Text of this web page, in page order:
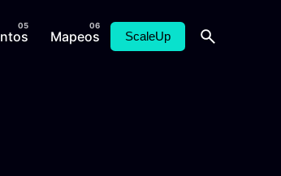
Mapeos ScaleUp